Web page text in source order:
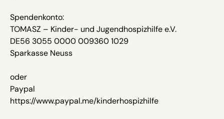
Spendenkonto:
TOMASZ – Kinder- und Jugendhospizhilfe e.V.
DE56 3055 0000 009360 1029
Sparkasse Neuss
oder
Paypal
https://www.paypal.me/kinderhospizhilfe